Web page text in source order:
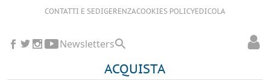
CONTATTI E SEDIGERENZACOOKIES POLICYEDICOLA
ACQUISTA
Newsletters